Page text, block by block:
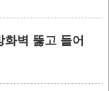
벽 뚫고 들어